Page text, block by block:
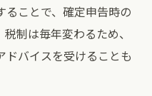
ることで、確定申告時の
制は毎年変わるため、
ドバイスを受けることも